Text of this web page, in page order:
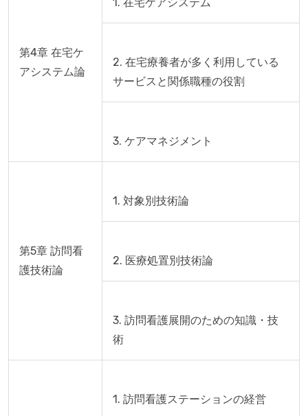
第4章 在宅ケ
アシステム論
2. 在宅療養者が多く利用している
第5章 訪問看
護技術論
3. 訪問看護展開のための知識・技